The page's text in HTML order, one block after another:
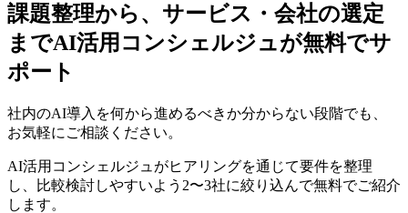
課題整理から、サービス・会社の選定
までAI活用コンシェルジュが無料でサ
ポート
社内のAI導入を何から進めるべきか分からない段階でも、
お気軽にご相談ください。
AI活用コンシェルジュがヒアリングを通じて要件を整理
し、比較検討しやすいよう2〜3社に絞り込んで無料でご紹介
します。